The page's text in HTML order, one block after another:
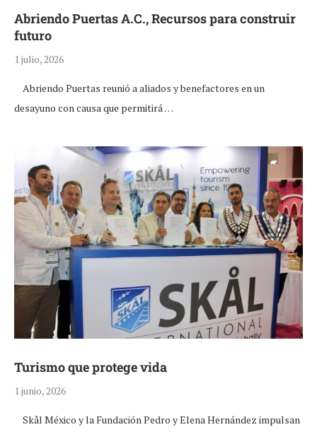
Abriendo Puertas A.C., Recursos para construir
futuro
1 julio, 2026
Abriendo Puertas reunió a aliados y benefactores en un
desayuno con causa que permitirá …
Turismo que protege vida
1 junio, 2026
Skål México y la Fundación Pedro y Elena Hernández impulsan